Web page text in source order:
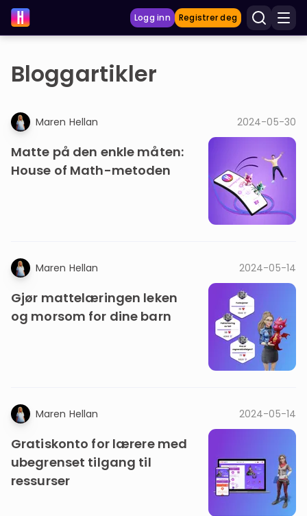
Logg inn Registrer deg
LÆRINGSVERKTØY
Læreplan
Vis mer
Junior Matte
Vis mer
Bestill privatundervisning
Velg læreplan
Bloggartikler
Maren Hellan 2024-05-30
Matte på den enkle måten:
House of Math-metoden
Maren Hellan 2024-05-14
Gjør mattelæringen leken
og morsom for dine barn
Maren Hellan 2024-05-14
Gratiskonto for lærere med
ubegrenset tilgang til
ressurser